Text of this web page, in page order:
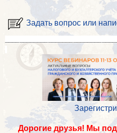
Задать вопрос или
Дорогие друзья! Мы